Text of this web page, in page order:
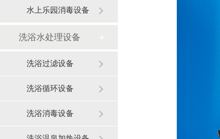
水上乐园消毒设备
洗浴水处理设备
洗浴过滤设备
洗浴循环设备
洗浴消毒设备